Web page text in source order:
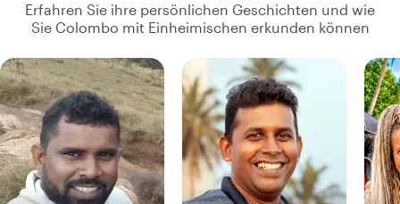
Erfahren Sie ihre persönlichen Geschichten und wie
Sie Colombo mit Einheimischen erkunden können